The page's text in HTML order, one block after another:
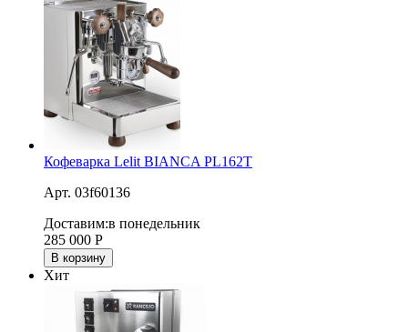
Кофеварка Lelit BIANCA PL162T
Арт. 03f60136
Доставим:в понедельник
285 000 Р
В корзину
Хит